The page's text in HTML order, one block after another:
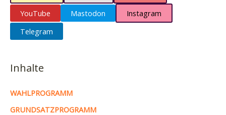
YouTube
Mastodon
Instagram
Telegram
Inhalte
WAHLPROGRAMM
GRUNDSATZPROGRAMM